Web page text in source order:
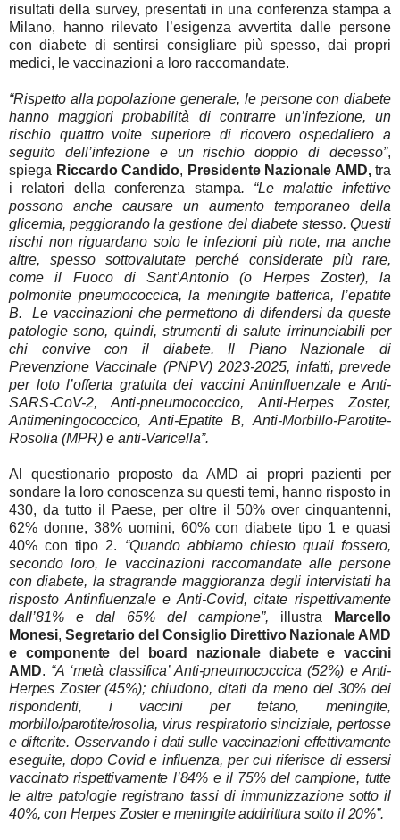
risultati della survey, presentati in una conferenza stampa a
Milano, hanno rilevato l’esigenza avvertita dalle persone
con diabete di sentirsi consigliare più spesso, dai propri
medici, le vaccinazioni a loro raccomandate.
“Rispetto alla popolazione generale, le persone con diabete
hanno maggiori probabilità di contrarre un’infezione, un
rischio quattro volte superiore di ricovero ospedaliero a
seguito dell’infezione e un rischio doppio di decesso”,
spiega Riccardo Candido, Presidente Nazionale AMD, tra
i relatori della conferenza stampa. “Le malattie infettive
possono anche causare un aumento temporaneo della
glicemia, peggiorando la gestione del diabete stesso. Questi
rischi non riguardano solo le infezioni più note, ma anche
altre, spesso sottovalutate perché considerate più rare,
come il Fuoco di Sant’Antonio (o Herpes Zoster), la
polmonite pneumococcica, la meningite batterica, l’epatite
B. Le vaccinazioni che permettono di difendersi da queste
patologie sono, quindi, strumenti di salute irrinunciabili per
chi convive con il diabete. Il Piano Nazionale di
Prevenzione Vaccinale (PNPV) 2023-2025, infatti, prevede
per loto l’offerta gratuita dei vaccini Antinfluenzale e Anti-
SARS-CoV-2, Anti-pneumococcico, Anti-Herpes Zoster,
Antimeningococcico, Anti-Epatite B, Anti-Morbillo-Parotite-
Rosolia (MPR) e anti-Varicella”.
Al questionario proposto da AMD ai propri pazienti per
sondare la loro conoscenza su questi temi, hanno risposto in
430, da tutto il Paese, per oltre il 50% over cinquantenni,
62% donne, 38% uomini, 60% con diabete tipo 1 e quasi
40% con tipo 2. “Quando abbiamo chiesto quali fossero,
secondo loro, le vaccinazioni raccomandate alle persone
con diabete, la stragrande maggioranza degli intervistati ha
risposto Antinfluenzale e Anti-Covid, citate rispettivamente
dall’81% e dal 65% del campione”, illustra
Marcello
Monesi,Segretario del Consiglio Direttivo Nazionale AMD
e componente del board nazionale diabete e vaccini
AMD. “A ‘metà classifica’ Anti-pneumococcica (52%) e Anti-
Herpes Zoster (45%); chiudono, citati da meno del 30% dei
rispondenti, i vaccini per tetano, meningite,
morbillo/parotite/rosolia, virus respiratorio sinciziale, pertosse
e difterite. Osservando i dati sulle vaccinazioni effettivamente
eseguite, dopo Covid e influenza, per cui riferisce di essersi
vaccinato rispettivamente l’84% e il 75% del campione, tutte
le altre patologie registrano tassi di immunizzazione sotto il
40%, con Herpes Zoster e meningite addirittura sotto il 20%”.